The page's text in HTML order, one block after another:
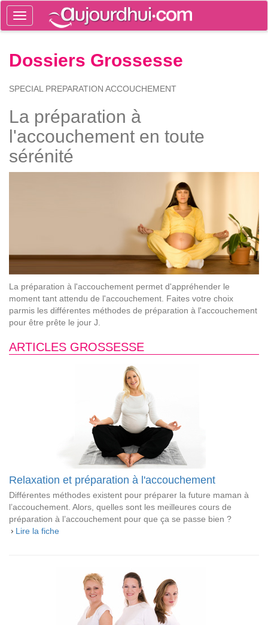
Toggle
navigation
Dossiers Grossesse
SPECIAL PREPARATION ACCOUCHEMENT
La préparation à
l'accouchement en toute
sérénité
La préparation à l'accouchement permet d'appréhender le
moment tant attendu de l'accouchement. Faites votre choix
parmis les différentes méthodes de préparation à l'accouchement
pour être prête le jour J.
ARTICLES GROSSESSE
Relaxation et préparation à l'accouchement
Différentes méthodes existent pour préparer la future maman à
l’accouchement. Alors, quelles sont les meilleures cours de
préparation à l’accouchement pour que ça se passe bien ?
Lire la fiche